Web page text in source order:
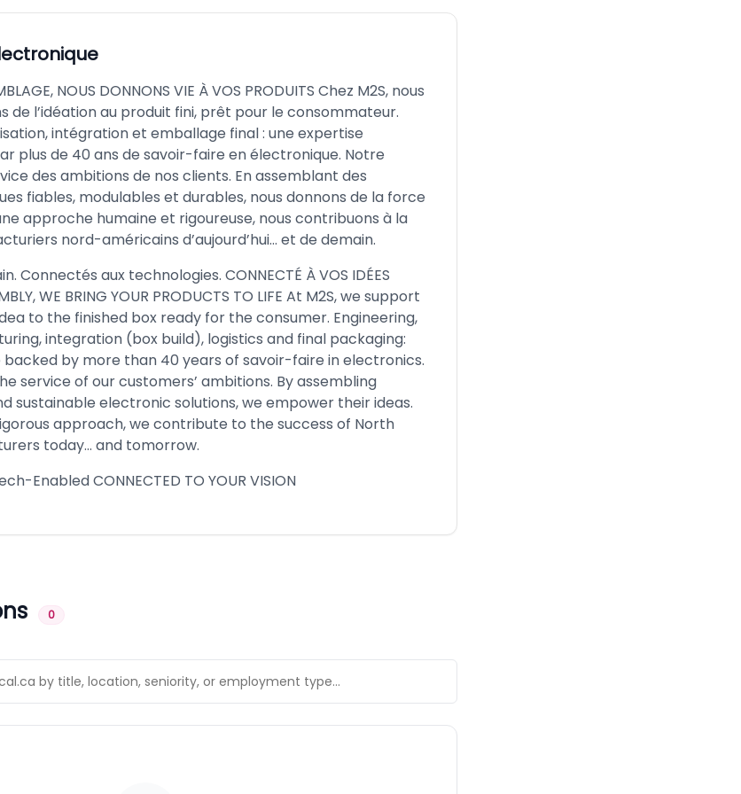
NOUS DONNONS VIE À VOS PRODUITS Chez M2S, nous
de l’idéation au produit fini, prêt pour le consommateur.
intégration et emballage final : une expertise
plus de 40 ans de savoir-faire en électronique. Notre
des ambitions de nos clients. En assemblant des
fiables, modulables et durables, nous donnons de la force
approche humaine et rigoureuse, nous contribuons à la
nord-américains d’aujourd’hui… et de demain.
Connectés aux technologies. CONNECTÉ À VOS IDÉES
WE BRING YOUR PRODUCTS TO LIFE At M2S, we support
to the finished box ready for the consumer. Engineering,
integration (box build), logistics and final packaging:
by more than 40 years of savoir-faire in electronics.
service of our customers’ ambitions. By assembling
sustainable electronic solutions, we empower their ideas.
approach, we contribute to the success of North
today… and tomorrow.
Enabled CONNECTED TO YOUR VISION
0